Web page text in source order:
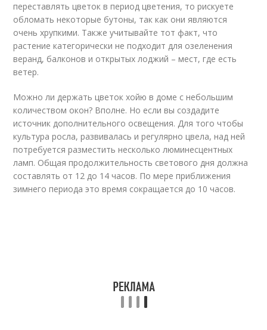
переставлять цветок в период цветения, то рискуете
обломать некоторые бутоны, так как они являются
очень хрупкими. Также учитывайте тот факт, что
растение категорически не подходит для озеленения
веранд, балконов и открытых лоджий – мест, где есть
ветер.
Можно ли держать цветок хойю в доме с небольшим
количеством окон? Вполне. Но если вы создадите
источник дополнительного освещения. Для того чтобы
культура росла, развивалась и регулярно цвела, над ней
потребуется разместить несколько люминесцентных
ламп. Общая продолжительность светового дня должна
составлять от 12 до 14 часов. По мере приближения
зимнего периода это время сокращается до 10 часов.